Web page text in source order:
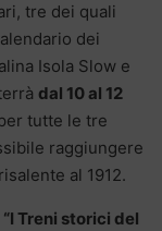
tre dei quali
dei
Isola Slow e
dal 10 al 12
tutte le tre
raggiungere
al 1912.
“I Treni storici del